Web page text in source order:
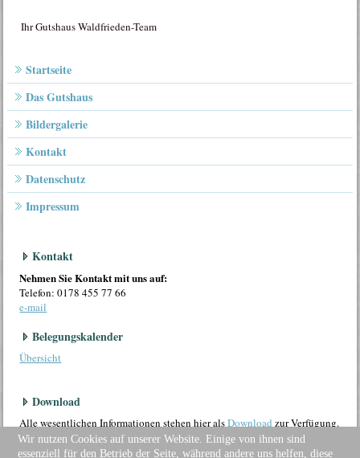
Ihr Gutshaus Waldfrieden-Team
Startseite
Das Gutshaus
Bildergalerie
Kontakt
Datenschutz
Impressum
Kontakt
Nehmen Sie Kontakt mit uns auf:
Telefon: 0178 455 77 66
e-mail
Belegungskalender
Übersicht
Download
Alle wesentlichen Informationen stehen hier alsDownload zur Verfügung.
Wir nutzen Cookies auf unserer Website. Einige von ihnen sind
essenziell für den Betrieb der Seite, während andere uns helfen, diese